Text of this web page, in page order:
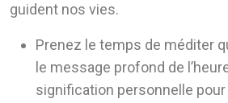
guident nos vies.
Prenez le temps de méditer
le message profond de
signification personnelle pour